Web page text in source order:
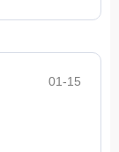
01-15